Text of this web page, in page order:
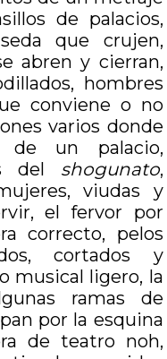
de palacios,
que crujen,
abren y cierran,
hombres
conviene o no
varios donde
de un palacio,
del shogunato,
viudas y
el fervor por
correcto, pelos
cortados y
musical ligero, la
ramas de
por la esquina
de teatro noh,